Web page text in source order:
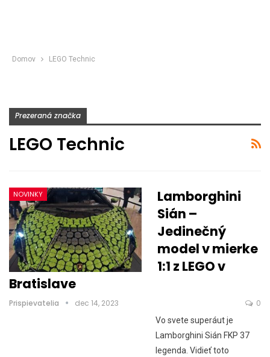
Domov LEGO Technic
Prezeraná značka
LEGO Technic
NOVINKY
Lamborghini
Sián –
Jedinečný
model v mierke
1:1 z LEGO v
Bratislave
Prispievatelia dec 14, 2023 0
Vo svete superáut je
Lamborghini Sián FKP 37
legenda. Vidieť toto